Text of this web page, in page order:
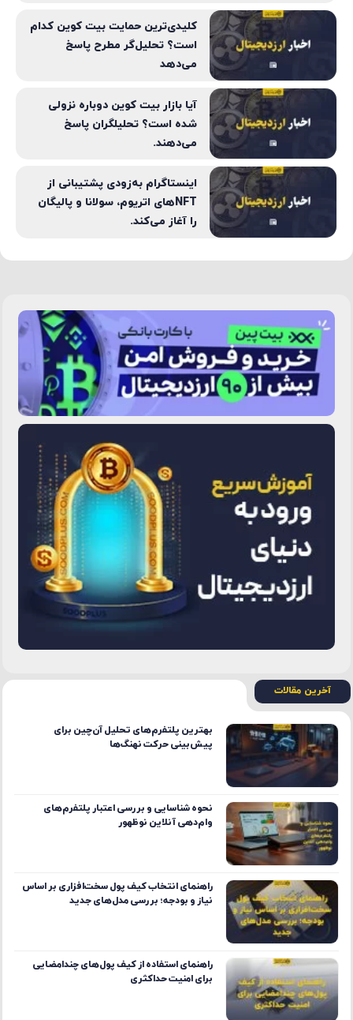
کلیدی‌ترین حمایت بیت کوین کدام
است؟ تحلیل‌گر مطرح پاسخ
می‌دهد
آیا بازار بیت کوین دوباره نزولی
شده است؟ تحلیلگران پاسخ
می‌دهند.
اینستاگرام به‌زودی پشتیبانی از
NFTهای اتریوم، سولانا و پالیگان
را آغاز می‌کند.
آخرین مقالات
بهترین پلتفرم‌های تحلیل آن‌چین برای
پیش‌بینی حرکت نهنگ‌ها
نحوه شناسایی و بررسی اعتبار پلتفرم‌های
وام‌دهی آنلاین نوظهور
راهنمای انتخاب کیف پول سخت‌افزاری بر اساس
نیاز و بودجه؛ بررسی مدل‌های جدید
راهنمای استفاده از کیف پول‌های چندامضایی
برای امنیت حداکثری